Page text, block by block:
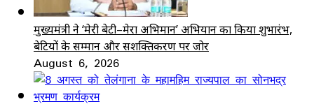
मुख्यमंत्री ने ‘मेरी बेटी–मेरा अभिमान’ अभियान का किया शुभारंभ,
बेटियों के सम्मान और सशक्तिकरण पर जोर
August 6, 2026